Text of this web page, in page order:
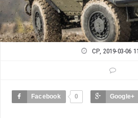
СР, 2019-03-06
Facebook 0 Google+